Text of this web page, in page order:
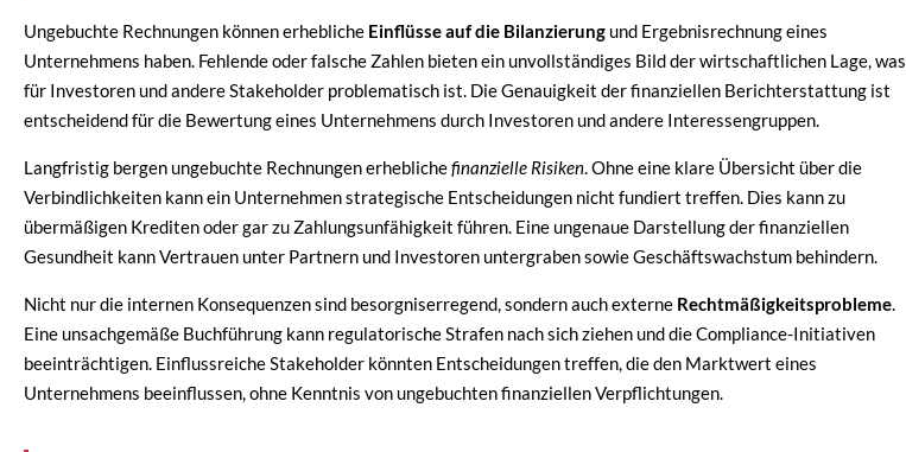
Ungebuchte Rechnungen können erhebliche Einflüsse auf die Bilanzierung und Ergebnisrechnung eines
Unternehmens haben. Fehlende oder falsche Zahlen bieten ein unvollständiges Bild der wirtschaftlichen Lage, was
für Investoren und andere Stakeholder problematisch ist. Die Genauigkeit der finanziellen Berichterstattung ist
entscheidend für die Bewertung eines Unternehmens durch Investoren und andere Interessengruppen.
Langfristig bergen ungebuchte Rechnungen erheblichefinanzielle Risiken. Ohne eine klare Übersicht über die
Verbindlichkeiten kann ein Unternehmen strategische Entscheidungen nicht fundiert treffen. Dies kann zu
übermäßigen Krediten oder gar zu Zahlungsunfähigkeit führen. Eine ungenaue Darstellung der finanziellen
Gesundheit kann Vertrauen unter Partnern und Investoren untergraben sowie Geschäftswachstum behindern.
Nicht nur die internen Konsequenzen sind besorgniserregend, sondern auch externe Rechtmäßigkeitsprobleme.
Eine unsachgemäße Buchführung kann regulatorische Strafen nach sich ziehen und die Compliance-Initiativen
beeinträchtigen. Einflussreiche Stakeholder könnten Entscheidungen treffen, die den Marktwert eines
Unternehmens beeinflussen, ohne Kenntnis von ungebuchten finanziellen Verpflichtungen.